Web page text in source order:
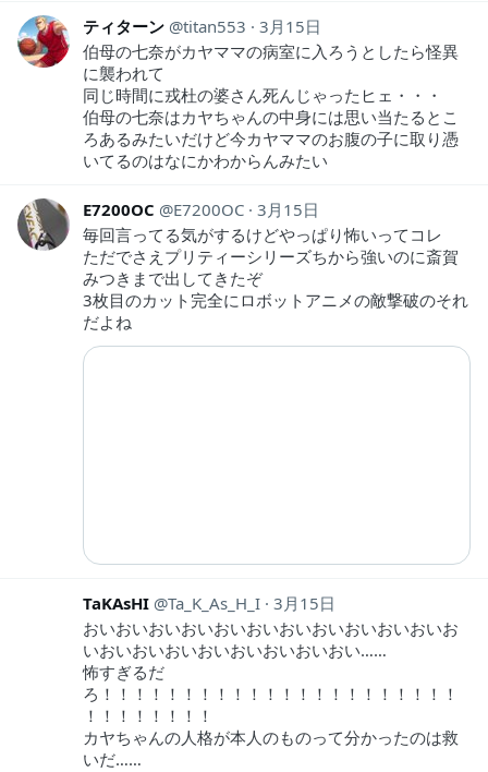
ティターン titan553
3月15日
伯母の七奈がカヤママの病室に入ろうとしたら怪異
に襲われて
同じ時間に戎杜の婆さん死んじゃったヒェ・・・
伯母の七奈はカヤちゃんの中身には思い当たるとこ
ろあるみたいだけど今カヤママのお腹の子に取り憑
いてるのはなにかわからんみたい
E7200OC E7200OC 3月15日
毎回言ってる気がするけどやっぱり怖いってコレ
ただでさえプリティーシリーズちから強いのに斎賀
みつきまで出してきたぞ
3枚目のカット完全にロボットアニメの敵撃破のそれ
だよね
TaKAsHI Ta_K_As_H_I 3月15日
おいおいおいおいおいおいおいおいおいおいおいお
いおいおいおいおいおいおいおいおい……
怖すぎるだ
ろ！！！！！！！！！！！！！！！！！！！！！！
！！！！！！！！
カヤちゃんの人格が本人のものって分かったのは救
いだ……